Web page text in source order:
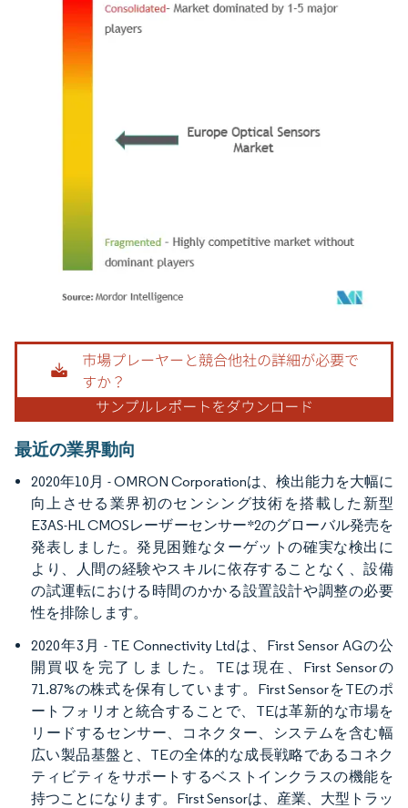
画像 © Mordor Intelligence。再利用にはCC BY 4.0の表示が必要です。
最近の業界動向
2020年10月 - OMRON Corporationは、検出能力を大幅に
向上させる業界初のセンシング技術を搭載した新型
E3AS-HL CMOSレーザーセンサー*2のグローバル発売を
発表しました。発見困難なターゲットの確実な検出に
より、人間の経験やスキルに依存することなく、設備
の試運転における時間のかかる設置設計や調整の必要
性を排除します。
2020年3月 - TE Connectivity Ltdは、First Sensor AGの公
開買収を完了しました。TEは現在、First Sensorの
71.87%の株式を保有しています。First SensorをTEのポ
ートフォリオと統合することで、TEは革新的な市場を
リードするセンサー、コネクター、システムを含む幅
広い製品基盤と、TEの全体的な成長戦略であるコネク
ティビティをサポートするベストインクラスの機能を
持つことになります。First Sensorは、産業、大型トラッ